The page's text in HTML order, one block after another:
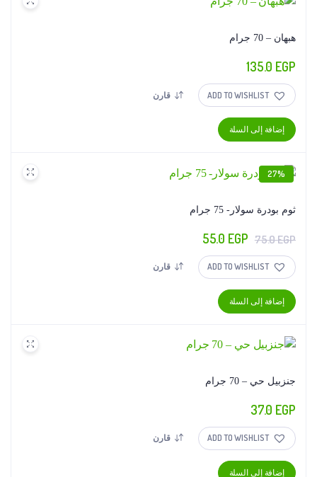
هبهان – 70 جرام
135.0 EGP
ADD TO WISHLIST قارن
إضافة إلى السلة
27%
ثوم بودرة سولار- 75 جرام
75.0EGP
السعر
الأصلي
هو:
75.0 EGP.
55.0 EGP
الحالي
هو:
ADD TO WISHLIST قارن
إضافة إلى السلة
جنزبيل حي – 70 جرام
37.0 EGP
ADD TO WISHLIST قارن
إضافة إلى السلة